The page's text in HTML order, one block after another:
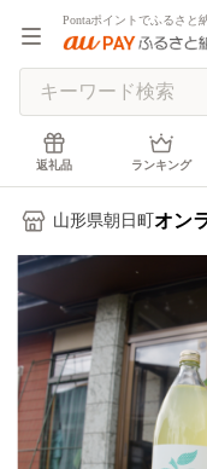
Pontaポイントでふるさと
返礼品 ランキング
山形県朝日町 オン